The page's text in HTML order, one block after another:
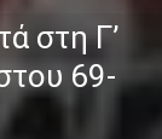
στη Γ’
69-